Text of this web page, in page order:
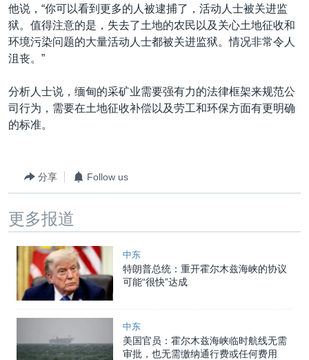
他说，“你可以看到更多的人被逮捕了，活动人士被关进监
狱。值得注意的是，失去了土地的农民以及关心土地征收和
环境污染问题的大量活动人士都被关进监狱。情况非常令人
沮丧。”
分析人士说，缅甸的采矿业需要强有力的法律框架来规范公
司行为，需要在土地征收补偿以及劳工和环保方面有更明确
的标准。
分享 Follow us
更多报道
中东
特朗普总统：重开霍尔木兹海峡的协议
可能“很快”达成
中东
美国官员：霍尔木兹海峡临时航线无需
审批，也无需缴纳通行费或任何费用